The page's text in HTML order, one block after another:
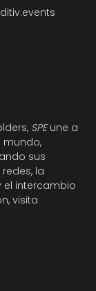
SPEune a
mundo,
sus
la
el intercambio
visita